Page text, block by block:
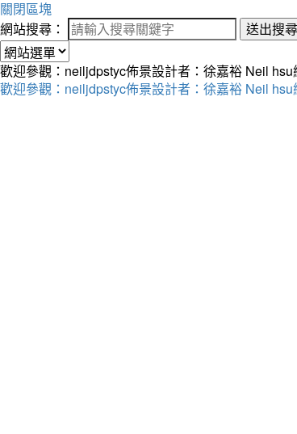
關閉區塊
網站搜尋：
送出搜尋
歡迎參觀：neiljdpstyc佈景設計者：徐嘉裕 Neil hsu
歡迎參觀：neiljdpstyc佈景設計者：徐嘉裕 Neil hsu